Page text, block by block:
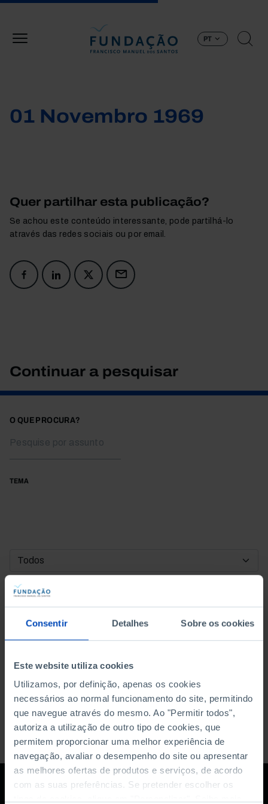
Consentir Detalhes Sobre os cookies
Este website utiliza cookies
Utilizamos, por definição, apenas os cookies
necessários ao normal funcionamento do site, permitindo
que navegue através do mesmo. Ao "Permitir todos",
autoriza a utilização de outro tipo de cookies, que
permitem proporcionar uma melhor experiência de
navegação, avaliar o desempenho do site ou apresentar
as melhores ofertas de produtos e serviços, de acordo
com as suas preferências. Se pretender escolher os
PT
01 Novembro 1969
Quer partilhar esta publicação?
Se achou este conteúdo interessante, pode partilhá-lo
através das redes sociais ou por email.
Continuar a pesquisar
O QUE PROCURA?
TEMA
DATA DE INÍCIO
DATA DE FIM